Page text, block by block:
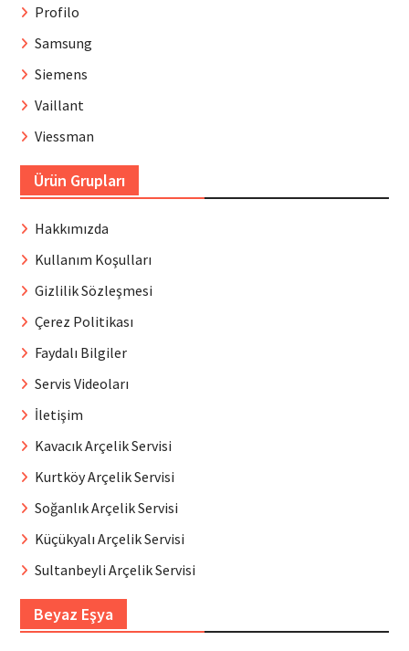
Profilo
Samsung
Siemens
Vaillant
Viessman
Ürün Grupları
Hakkımızda
Kullanım Koşulları
Gizlilik Sözleşmesi
Çerez Politikası
Faydalı Bilgiler
Servis Videoları
İletişim
Kavacık Arçelik Servisi
Kurtköy Arçelik Servisi
Soğanlık Arçelik Servisi
Küçükyalı Arçelik Servisi
Sultanbeyli Arçelik Servisi
Beyaz Eşya